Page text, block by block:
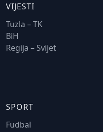
VIJESTI
Tuzla – TK
BiH
Regija – Svijet
SPORT
Fudbal